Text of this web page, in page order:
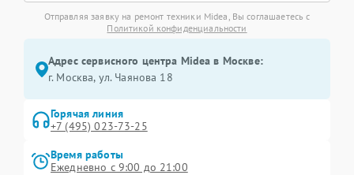
Отправляя заявку на ремонт техники Midea, Вы соглашаетесь с
Политикой конфиденциальности
Адрес сервисного центра Midea в Москве:
г. Москва, ул. Чаянова 18
Горячая линия
+7 (495) 023-73-25
Время работы
Ежедневно с 9:00 до 21:00